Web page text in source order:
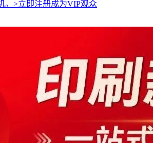
。>立即注册成为VIP观众